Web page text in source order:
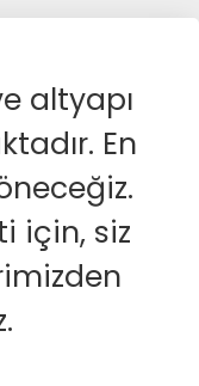
altyapı
En
için, siz